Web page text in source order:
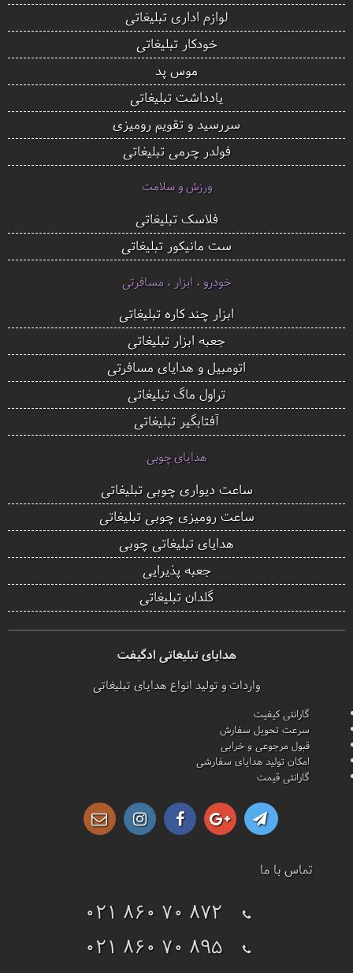
لوازم اداری تبلیغاتی
خودکار تبلیغاتی
موس پد
یادداشت تبلیغاتی
سررسید و تقویم رومیزی
فولدر چرمی تبلیغاتی
ورزش و سلامت
فلاسک تبلیغاتی
ست مانیکور تبلیغاتی
خودرو ، ابزار ، مسافرتی
ابزار چند کاره تبلیغاتی
جعبه ابزار تبلیغاتی
اتومبیل و هدایای مسافرتی
تراول ماگ تبلیغاتی
آفتابگیر تبلیغاتی
هدایای چوبی
ساعت دیواری چوبی تبلیغاتی
ساعت رومیزی چوبی تبلیغاتی
هدایای تبلیغاتی چوبی
جعبه پذیرایی
گلدان تبلیغاتی
هدایای تبلیغاتی ادگیفت
واردات و تولید انواع هدایای تبلیغاتی
گارانتی کیفیت
سرعت تحویل سفارش
قبول مرجوعی و خرابی
امکان تولید هدایای سفارشی
گارانتی قیمت
تماس با ما
021 860 70 872
021 860 70 895